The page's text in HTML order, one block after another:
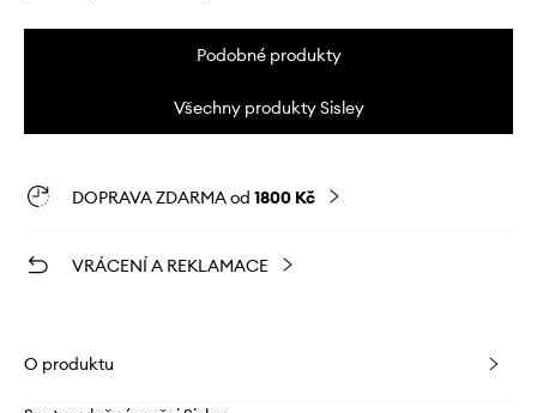
Podobné produkty
Všechny produkty Sisley
DOPRAVA ZDARMA od 1800 Kč
VRÁCENÍ A REKLAMACE
O produktu